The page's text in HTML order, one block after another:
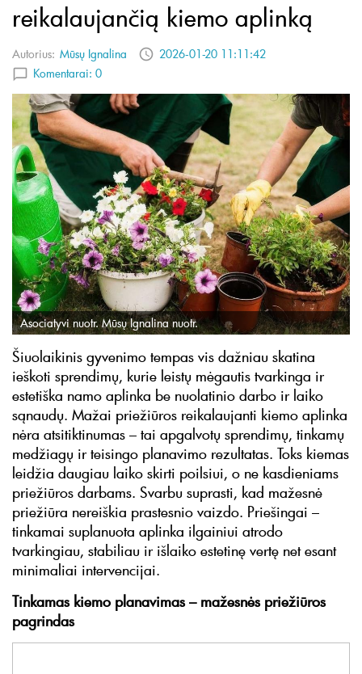
reikalaujančią kiemo aplinką
Autorius: Mūsų Ignalina
2026-01-20 11:11:42
Komentarai: 0
Asociatyvi nuotr. Mūsų Ignalina nuotr.
Šiuolaikinis gyvenimo tempas vis dažniau skatina
ieškoti sprendimų, kurie leistų mėgautis tvarkinga ir
estetiška namo aplinka be nuolatinio darbo ir laiko
sąnaudų. Mažai priežiūros reikalaujanti kiemo aplinka
nėra atsitiktinumas – tai apgalvotų sprendimų, tinkamų
medžiagų ir teisingo planavimo rezultatas. Toks kiemas
leidžia daugiau laiko skirti poilsiui, o ne kasdieniams
priežiūros darbams. Svarbu suprasti, kad mažesnė
priežiūra nereiškia prastesnio vaizdo. Priešingai –
tinkamai suplanuota aplinka ilgainiui atrodo
tvarkingiau, stabiliau ir išlaiko estetinę vertę net esant
minimaliai intervencijai.
Tinkamas kiemo planavimas – mažesnės priežiūros
pagrindas